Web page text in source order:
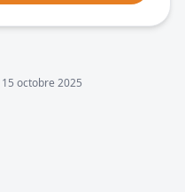
15 octobre 2025